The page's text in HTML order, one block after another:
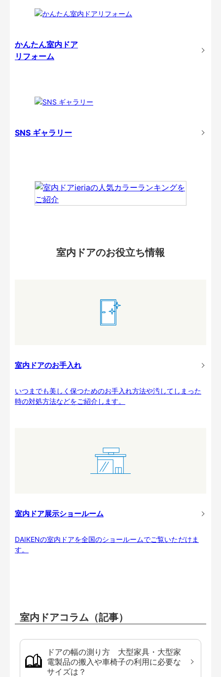
かんたん室内ドア
リフォーム
SNS ギャラリー
室内ドアのお役立ち情報
室内ドアのお手入れ
いつまでも美しく保つためのお手入れ方法や汚してしまった
時の対処方法などをご紹介します。
室内ドア展示ショールーム
DAIKENの室内ドアを全国のショールームでご覧いただけま
す。
室内ドアコラム（記事）
ドアの幅の測り方 大型家具・大型家
電製品の搬入や車椅子の利用に必要な
サイズは？